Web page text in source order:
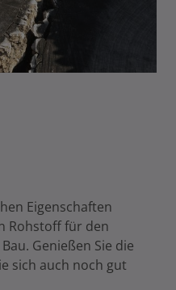
Eigenschaften
Rohstoff für den
Genießen Sie die
sich auch noch gut